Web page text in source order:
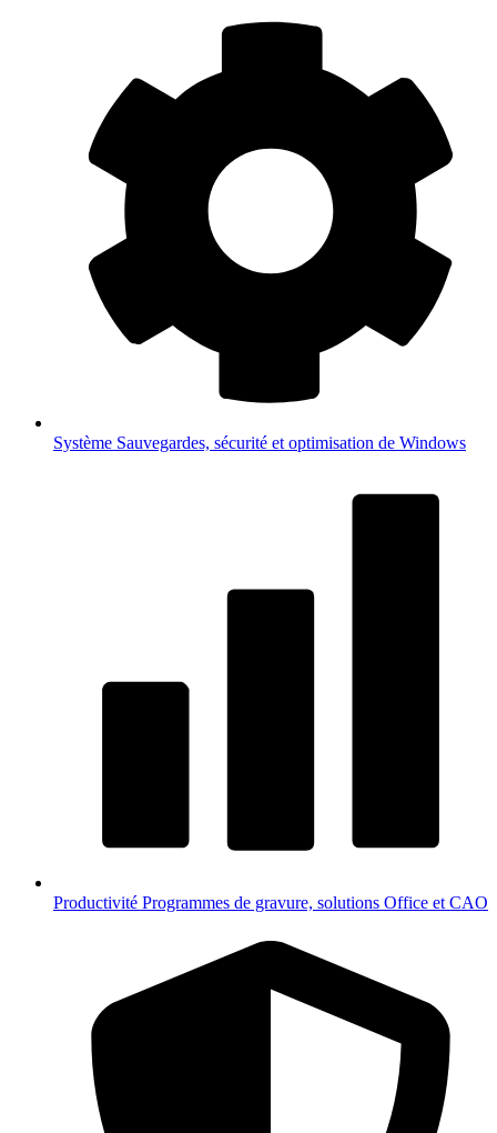
Système Sauvegardes, sécurité et optimisation de Windows
Productivité Programmes de gravure, solutions Office et CAO